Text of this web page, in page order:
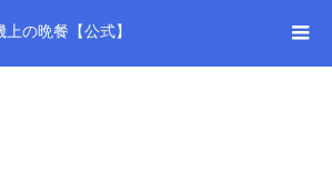
の晩餐【公式】